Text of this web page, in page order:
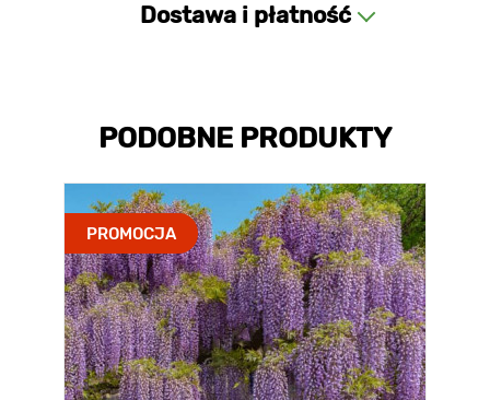
Dostawa i płatność
PODOBNE PRODUKTY
PROMOCJA